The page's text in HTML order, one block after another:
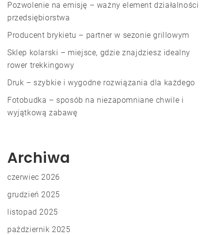
Pozwolenie na emisję – ważny element działalności
przedsiębiorstwa
Producent brykietu – partner w sezonie grillowym
Sklep kolarski – miejsce, gdzie znajdziesz idealny
rower trekkingowy
Druk – szybkie i wygodne rozwiązania dla każdego
Fotobudka – sposób na niezapomniane chwile i
wyjątkową zabawę
Archiwa
czerwiec 2026
grudzień 2025
listopad 2025
październik 2025